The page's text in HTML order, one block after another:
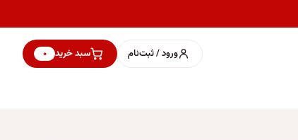
ورود / ثبت‌نام سبد خرید ۰